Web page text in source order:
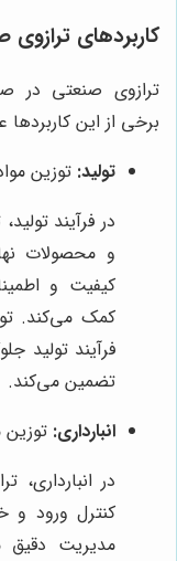
کاربردهای ترازوی
ترازوی صنعتی در
برخی از این کاربردها
تولید: توزین
در فرآیند
و محصولات
کیفیت و
کمک می‌کند.
فرآیند تولید
تضمین می‌کند.
انبارداری: توزین
در انبارداری،
کنترل ورود و
مدیریت دقیق